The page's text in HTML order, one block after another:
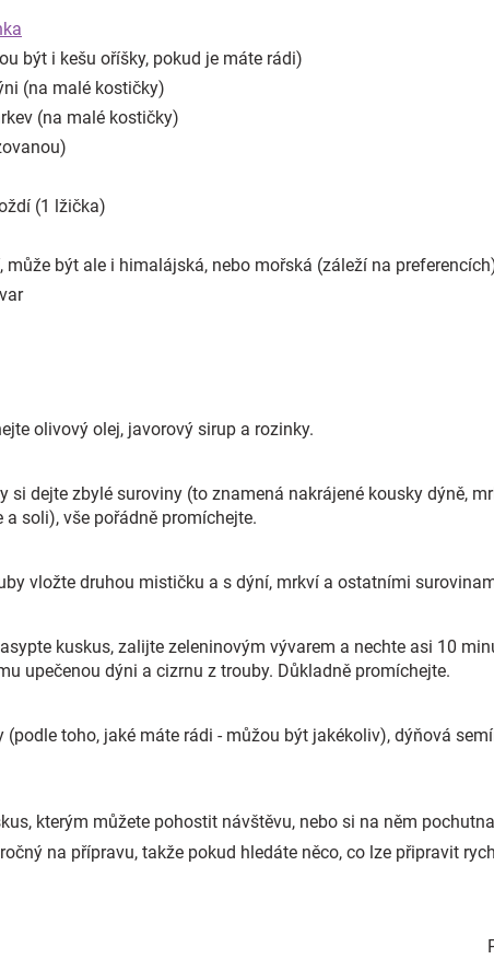
být i kešu oříšky, pokud je máte rádi)
(na malé kostičky)
(na malé kostičky)
(1 lžička)
může být ale i himalájská, nebo mořská (záleží na
olivový olej, javorový sirup a rozinky.
si dejte zbylé suroviny (to znamená nakrájené kousky dýně,
a soli), vše pořádně promíchejte.
vložte druhou mističku a s dýní, mrkví a ostatními
kuskus, zalijte zeleninovým vývarem a nechte asi 10
upečenou dýni a cizrnu z trouby. Důkladně promíchejte.
(podle toho, jaké máte rádi - můžou být jakékoliv), dýňová
kterým můžete pohostit návštěvu, nebo si na něm
na přípravu, takže pokud hledáte něco, co lze připravit